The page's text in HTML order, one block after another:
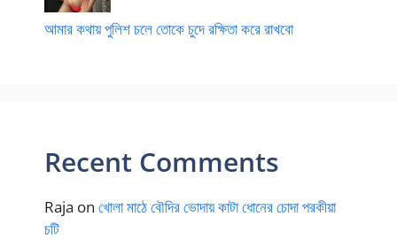
আমার কথায় পুলিশ চলে তোকে চুদে রক্ষিতা করে রাখবো
Recent Comments
Raja on খোলা মাঠে বৌদির ভোদায় কাটা ধোনের চোদা পরকীয়া
চটি